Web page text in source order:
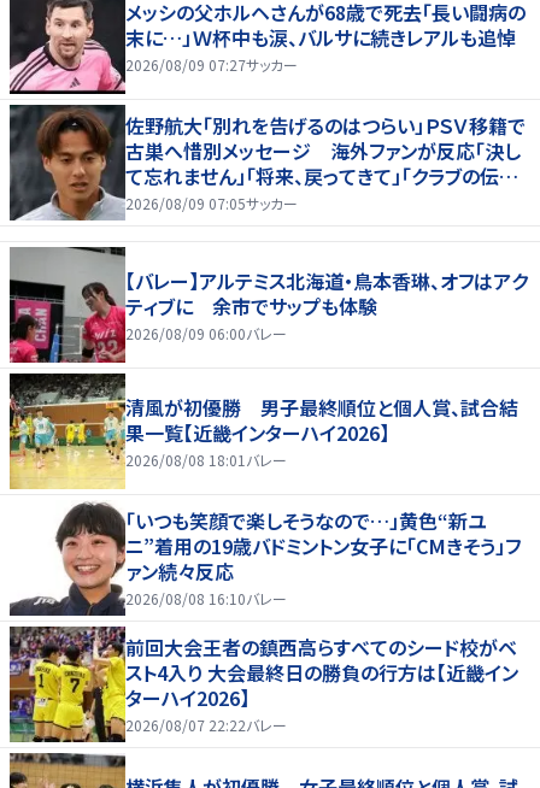
メッシの父ホルヘさんが68歳で死去「長い闘病の
末に…」Ｗ杯中も涙、バルサに続きレアルも追悼
2026/08/09 07:27サッカー
佐野航大「別れを告げるのはつらい」ＰＳＶ移籍で
古巣へ惜別メッセージ 海外ファンが反応「決し
て忘れません」「将来、戻ってきて」「クラブの伝説
です」
2026/08/09 07:05サッカー
【バレー】アルテミス北海道・鳥本香琳、オフはアク
ティブに 余市でサップも体験
2026/08/09 06:00バレー
清風が初優勝 男子最終順位と個人賞、試合結
果一覧【近畿インターハイ2026】
2026/08/08 18:01 バレー
「いつも笑顔で楽しそうなので…」黄色“新ユ
ニ”着用の19歳バドミントン女子に「CMきそう」フ
ァン続々反応
2026/08/08 16:10バレー
前回大会王者の鎮西高らすべてのシード校がベ
スト4入り 大会最終日の勝負の行方は【近畿イン
ターハイ2026】
2026/08/07 22:22バレー